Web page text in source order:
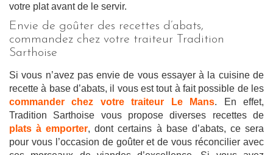
votre plat avant de le servir.
Envie de goûter des recettes d’abats,
commandez chez votre traiteur Tradition
Sarthoise
Si vous n’avez pas envie de vous essayer à la cuisine de
recette à base d’abats, il vous est tout à fait possible de les
commander chez votre traiteur Le Mans. En effet,
Tradition Sarthoise vous propose diverses recettes de
plats à emporter, dont certains à base d’abats, ce sera
pour vous l’occasion de goûter et de vous réconcilier avec